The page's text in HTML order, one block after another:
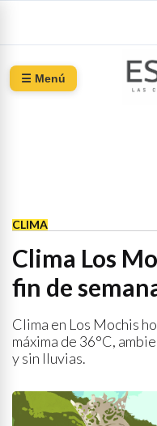
☰ Menú
CLIMA
Clima Los
fin de
Clima en Los Mochis
máxima de 36°C,
y sin lluvias.